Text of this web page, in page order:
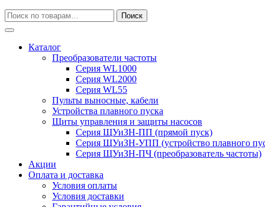
Искать:
Поиск
Каталог
Преобразователи частоты
Серия WL1000
Серия WL2000
Серия WL55
Пульты выносные, кабели
Устройства плавного пуска
Щиты управления и защиты насосов
Серия ЩУиЗН-ПП (прямой пуск)
Серия ЩУиЗН-УПП (устройство плавного
Серия ЩУиЗН-ПЧ (преобразователь частоты)
Акции
Оплата и доставка
Условия оплаты
Условия доставки